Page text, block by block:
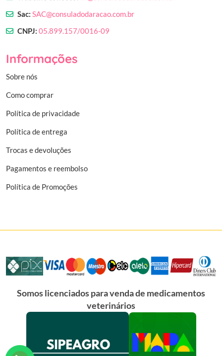
Sac: SAC@consuladodaracao.com.br
CNPJ: 05.899.157/0016-09
Informações
Sobre nós
Como comprar
Política de privacidade
Política de entrega
Trocas e devoluções
Pagamentos e reembolso
Política de Promoções
Somos licenciados para venda de medicamentos
veterinários